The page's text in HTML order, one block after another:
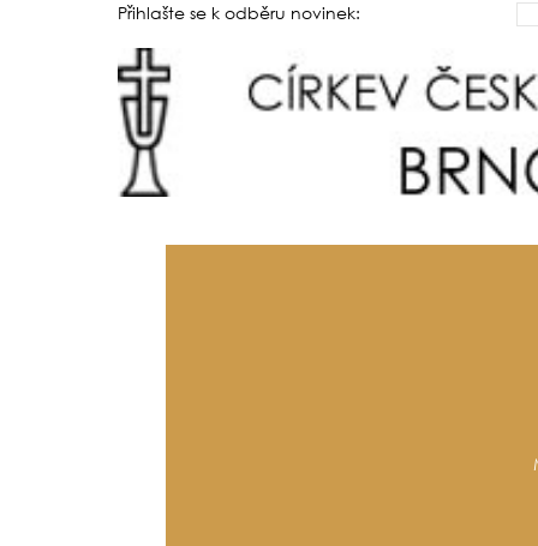
Přihlašte se k odběru novinek: